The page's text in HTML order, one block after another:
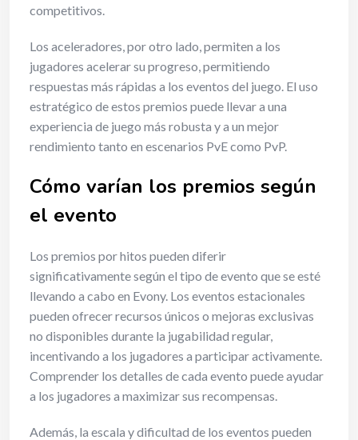
competitivos.
Los aceleradores, por otro lado, permiten a los
jugadores acelerar su progreso, permitiendo
respuestas más rápidas a los eventos del juego. El uso
estratégico de estos premios puede llevar a una
experiencia de juego más robusta y a un mejor
rendimiento tanto en escenarios PvE como PvP.
Cómo varían los premios según
el evento
Los premios por hitos pueden diferir
significativamente según el tipo de evento que se esté
llevando a cabo en Evony. Los eventos estacionales
pueden ofrecer recursos únicos o mejoras exclusivas
no disponibles durante la jugabilidad regular,
incentivando a los jugadores a participar activamente.
Comprender los detalles de cada evento puede ayudar
a los jugadores a maximizar sus recompensas.
Además, la escala y dificultad de los eventos pueden